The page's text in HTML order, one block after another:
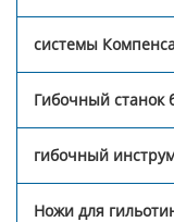
системы
Гибочный станок
гибочный
Ножи для